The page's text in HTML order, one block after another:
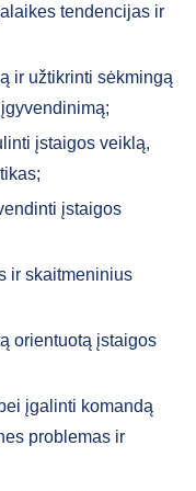
tendencijas ir
ir užtikrinti sėkmingą
įstaigos veiklą,
įstaigos
ir skaitmeninius
orientuotą įstaigos
įgalinti komandą
problemas ir